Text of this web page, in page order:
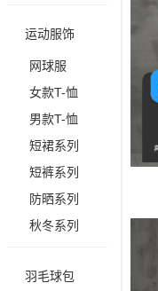
运动服饰
网球服
女款T-恤
男款T-恤
短裙系列
短裤系列
防晒系列
秋冬系列
羽毛球包